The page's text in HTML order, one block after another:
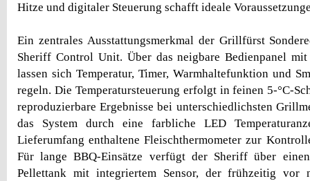
Hitze und digitaler Steuerung schafft ideale
Ein zentrales Ausstattungsmerkmal der Grillfürst
Sheriff Control Unit. Über das neigbare Bedienpanel mit
lassen sich Temperatur, Timer, Warmhaltefunktion und
regeln. Die Temperatursteuerung erfolgt in feinen 5-°C-
reproduzierbare Ergebnisse bei unterschiedlichsten
das System durch eine farbliche LED
Lieferumfang enthaltene Fleischthermometer zur
Für lange BBQ-Einsätze verfügt der Sheriff über
Pellettank mit integriertem Sensor, der frühzeitig vor